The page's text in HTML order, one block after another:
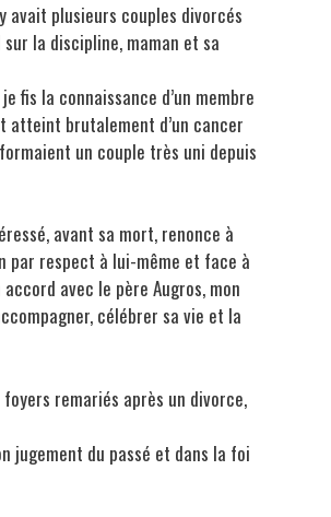
avait plusieurs couples divorcés
la discipline, maman et sa
fis la connaissance d’un membre
atteint brutalement d’un cancer
un couple très uni depuis
avant sa mort, renonce à
par respect à lui-même et face à
avec le père Augros, mon
célébrer sa vie et la
foyers remariés après un divorce,
jugement du passé et dans la foi